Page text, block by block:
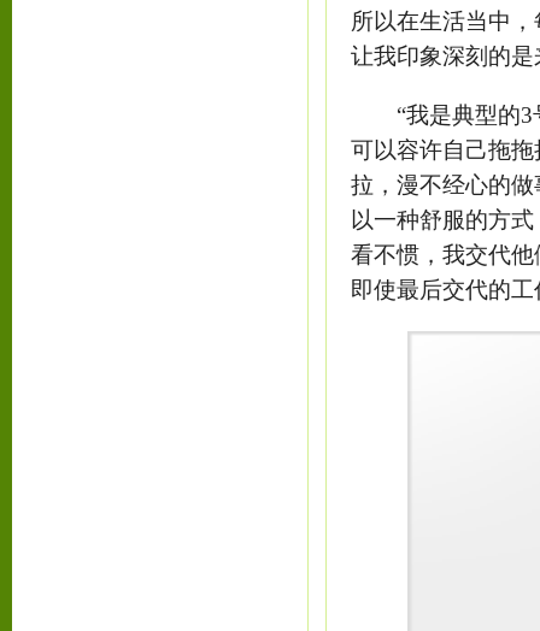
所以在生活当中
让我印象深刻的
“我是典型的3
可以容许自己拖
拉，漫不经心的
以一种舒服的方
看不惯，我交代
即使最后交代的